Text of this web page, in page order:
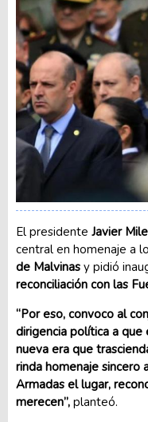
El presidente Javier
central en homenaje a
de Malvinas y pidió
reconciliación con las
“Por eso, convoco al
dirigencia política a
nueva era que
rinda homenaje sincero
Armadas el lugar,
merecen”, planteó.